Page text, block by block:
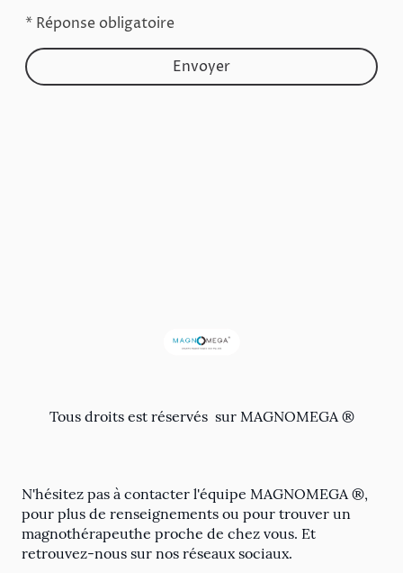
* Réponse obligatoire
Envoyer
Tous droits est réservés sur MAGNOMEGA ®
N'hésitez pas à contacter l'équipe MAGNOMEGA ®,
pour plus de renseignements ou pour trouver un
magnothérapeuthe proche de chez vous. Et
retrouvez-nous sur nos réseaux sociaux.